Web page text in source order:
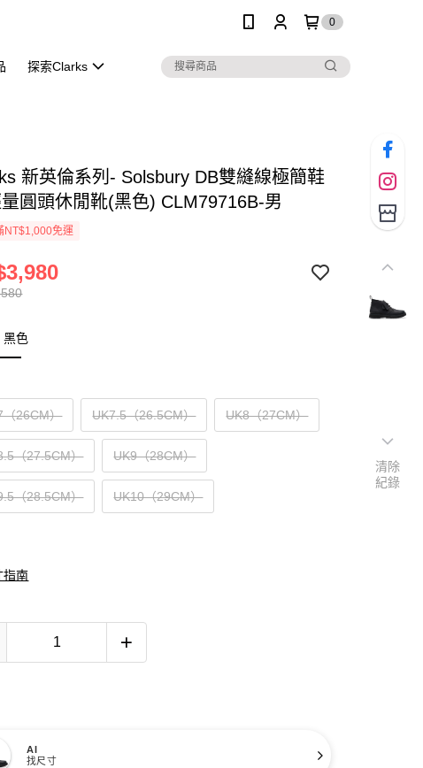
0
探索Clarks
新英倫系列- Solsbury DB雙縫線極簡鞋
圓頭休閒靴(黑色) CLM79716B-男
NT$1,000免運
黑色
（26CM） UK7.5（26.5CM） UK8（27CM）
（27.5CM） UK9（28CM）
（28.5CM） UK10（29CM）
指南
AI
找尺寸
清除
紀錄